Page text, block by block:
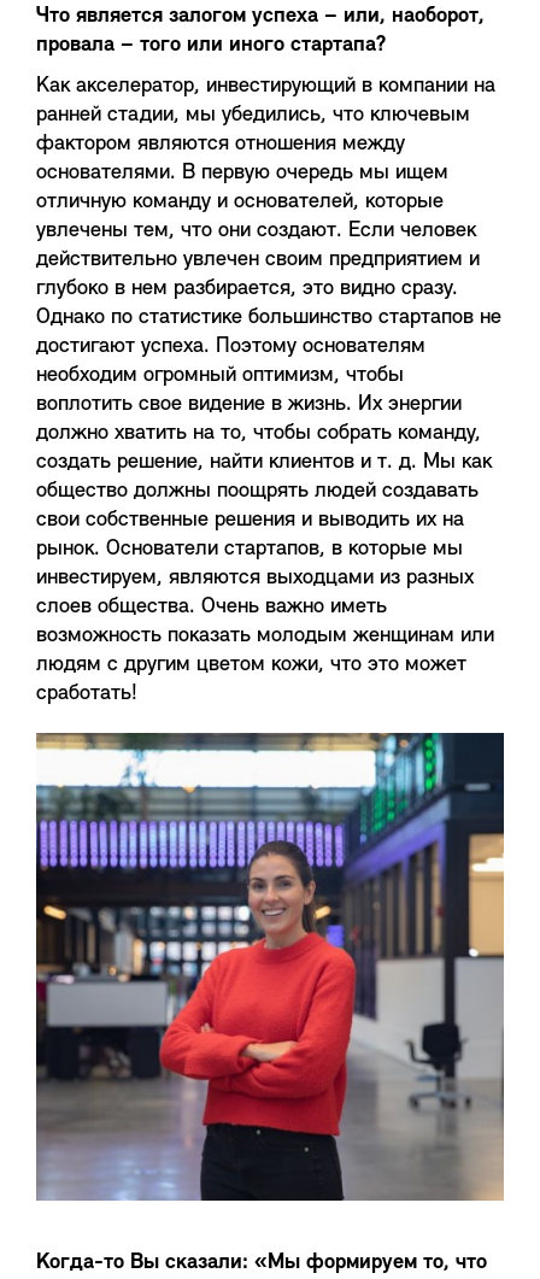
Что является залогом успеха – или, наоборот,
провала – того или иного стартапа?
Как акселератор, инвестирующий в компании на
ранней стадии, мы убедились, что ключевым
фактором являются отношения между
основателями. В первую очередь мы ищем
отличную команду и основателей, которые
увлечены тем, что они создают. Если человек
действительно увлечен своим предприятием и
глубоко в нем разбирается, это видно сразу.
Однако по статистике большинство стартапов не
достигают успеха. Поэтому основателям
необходим огромный оптимизм, чтобы
воплотить свое видение в жизнь. Их энергии
должно хватить на то, чтобы собрать команду,
создать решение, найти клиентов и т. д. Мы как
общество должны поощрять людей создавать
свои собственные решения и выводить их на
рынок. Основатели стартапов, в которые мы
инвестируем, являются выходцами из разных
слоев общества. Очень важно иметь
возможность показать молодым женщинам или
людям с другим цветом кожи, что это может
сработать!
Когда-то Вы сказали: «Мы формируем то, что